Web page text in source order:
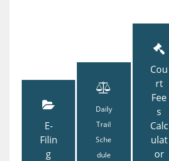
E-
Filin
g
Daily
Trail
Sche
dule
Cou
rt
Fee
s
Calc
ulat
or